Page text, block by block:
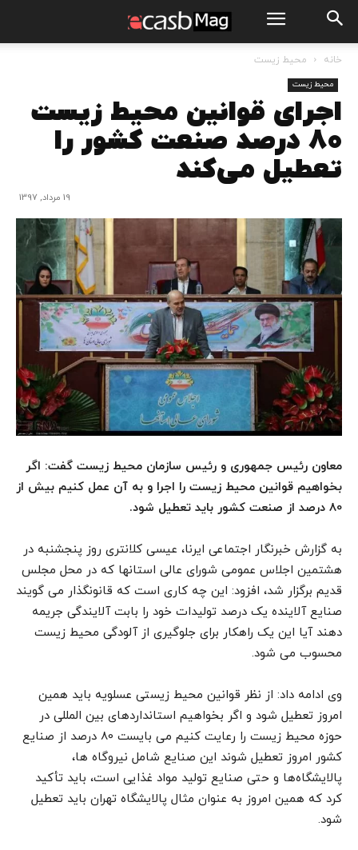
خانه محیط زیست
محیط زیست
اجرای قوانین محیط زیست
80 درصد صنعت کشور را
تعطیل می‌کند
19 مرداد, 1397
معاون رئیس جمهوری و رئیس سازمان محیط زیست گفت: اگر
بخواهیم قوانین محیط زیست را اجرا و به آن عمل کنیم بیش از
80 درصد از صنعت کشور باید تعطیل شود.
به گزارش خبرنگار اجتماعی ایرنا، عیسی کلانتری روز پنجشنبه در
هشتمین اجلاس عمومی شورای عالی استانها که در محل مجلس
قدیم برگزار شد، افزود: این چه کاری است که قانونگذار می گویند
صنایع آلاینده یک درصد تولیدات خود را بابت آلایندگی جریمه
دهند آیا این یک راهکار برای جلوگیری از آلودگی محیط زیست
محسوب می شود.
وی ادامه داد: از نظر قوانین محیط زیستی عسلویه باید همین
امروز تعطیل شود و اگر بخواهیم استانداردهای بین المللی در
حوزه محیط زیست را رعایت کنیم می بایست 80 درصد از صنایع
کشور امروز تعطیل شوند این صنایع شامل نیروگاه ها،
پالایشگاه‌ها و حتی صنایع تولید مواد غذایی است، باید تأکید
کرد که همین امروز به عنوان مثال پالایشگاه تهران باید تعطیل
شود.